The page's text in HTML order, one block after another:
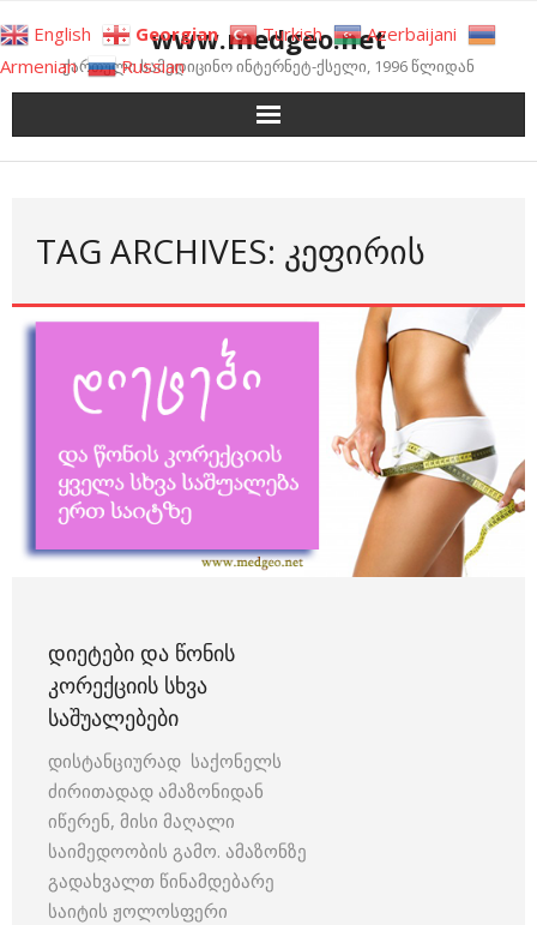
to
content
www.medgeo.net
ქართული სამედიცინო ინტერნეტ-ქსელი, 1996 წლიდან
TAG ARCHIVES: ᲙᲔᲤᲘᲠᲘᲡ
ᲓᲘᲔᲢᲔᲑᲘ ᲓᲐ ᲬᲝᲜᲘᲡ
ᲙᲝᲠᲔᲥᲪᲘᲘᲡ ᲡᲮᲕᲐ
ᲡᲐᲨᲣᲐᲚᲔᲑᲔᲑᲘ
დისტანციურად საქონელს
ძირითადად ამაზონიდან
იწერენ, მისი მაღალი
საიმედოობის გამო. ამაზონზე
გადახვალთ წინამდებარე
საიტის ჟოლოსფერი
English Georgian Turkish
Azerbaijani
Armenian
Russian